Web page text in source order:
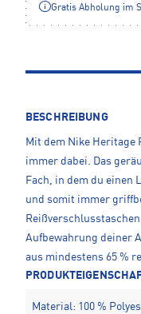
Gratis Abholung im
BESCHREIBUNG
Mit dem Nike Heritage
immer dabei. Das
Fach, in dem du einen
und somit immer
Aufbewahrung deiner
aus mindestens 65 %
Material: 100 %